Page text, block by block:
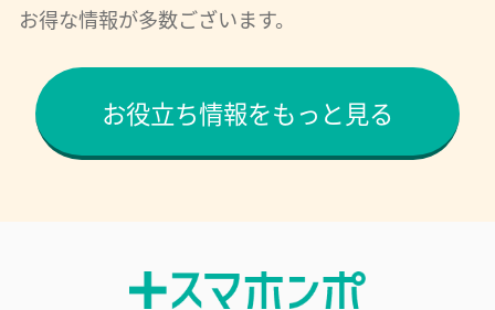
お得な情報が多数ございます。
お役立ち情報をもっと見る